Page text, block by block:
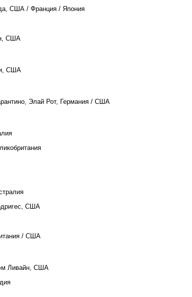
США / Франция / Япония
США
США
Элай Рот, Германия / США
США
/ США
Ливайн, США